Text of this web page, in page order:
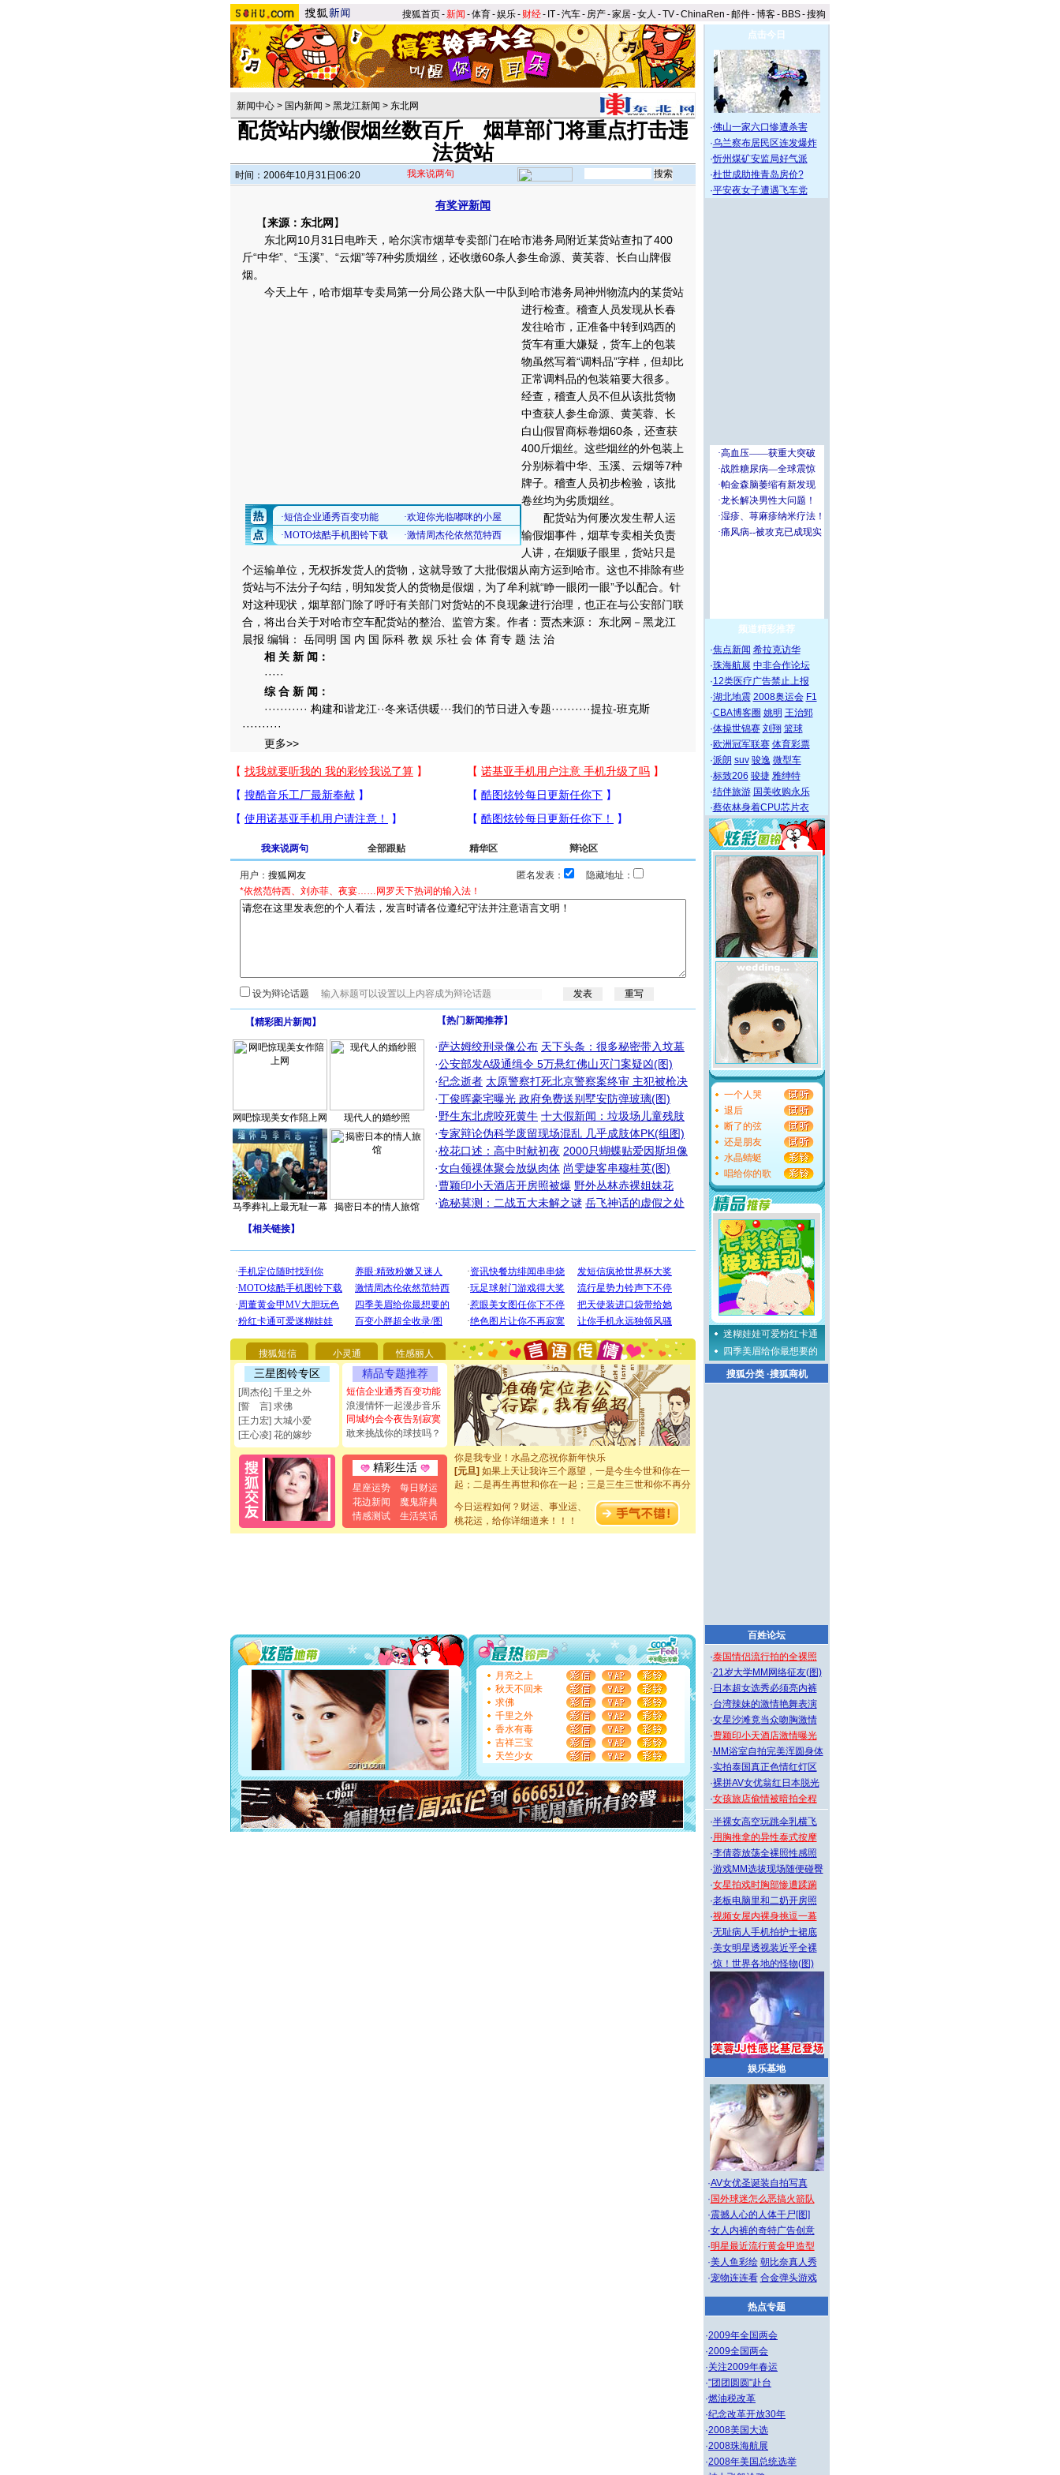
搜狐首页-新闻 -体育-娱乐- 财经- IT-汽车- 房产-家居-女人 -TV-ChinaRen -邮件-博客- BBS-搜狗
新闻中心 > 国内新闻 > 黑龙江新闻 > 东北网
配货站内缴假烟丝数百斤 烟草部门将重点打击违
法货站
时间：2006年10月31日06:20 我来说两句
有奖评新闻
【来源：东北网 】
东北网10月31日电昨天，哈尔滨市烟草专卖部门在哈市港务局附近某货站查扣了400
斤“中华”、“玉溪”、“云烟”等7种劣质烟丝，还收缴60条人参生命源、黄芙蓉、长白山牌假
烟。
今天上午，哈市烟草专卖局第一分局公路大队一中队到哈市港务局神州物流内的某货站
进行检查。 稽查人员发现从长春
发往哈市，正准备中转到鸡西的
货车有重大嫌疑，货车上的包装
物虽然写着“调料品”字样，但却比
正常调料品的包装箱要大很多。
经查，稽查人员不但从该批货物
中查获人参生命源、黄芙蓉、长
白山假冒商标卷烟60条，还查获
400斤烟丝。这些烟丝的外包装上
分别标着中华、玉溪、云烟等7种
牌子。稽查人员初步检验，该批
卷丝均为劣质烟丝。
配货站为何屡次发生帮人运
输假烟事件，烟草专卖相关负责
人讲，在烟贩子眼里，货站只是
个运输单位，无权拆发货人的货物，这就导致了大批假烟从南方运到哈市。这也不排除有些
货站与不法分子勾结，明知发货人的货物是假烟，为了牟利就“睁一眼闭一眼”予以配合。针
对这种现状，烟草部门除了呼吁有关部门对货站的不良现象进行治理，也正在与公安部门联
合，将出台关于对哈市空车配货站的整治、监管方案。作者：贾杰来源： 东北网－黑龙江
晨报 编辑： 岳同明 国 内 国 际科 教 娱 乐社 会 体 育专 题 法 治
相 关 新 闻：
·····
综 合 新 闻：
··········· 构建和谐龙江··冬来话供暖···我们的节日进入专题··········提拉-班克斯
··········
更多>>
我来说两句 全部跟贴 精华区 辩论区
用户： 匿名发表：
隐藏地址：
*依然范特西、刘亦菲、夜宴……网罗天下热词的输入法！
设为辩论话题
【精彩图片新闻 】
网吧惊现美女作陪上网 现代人的婚纱照
马季葬礼上最无耻一幕 揭密日本的情人旅馆
【热门新闻推荐】
·萨达姆绞刑录像公布 天下头条：很多秘密带入坟墓
·公安部发A级通缉令 5万悬红佛山灭门案疑凶(图)
·纪念逝者 太原警察打死北京警察案终审 主犯被枪决
·丁俊晖豪宅曝光 政府免费送别墅安防弹玻璃(图)
·野生东北虎咬死黄牛 十大假新闻：垃圾场儿童残肢
·专家辩论伪科学废留现场混乱 几乎成肢体PK(组图)
·校花口述：高中时献初夜 2000只蝴蝶贴爱因斯坦像
·女白领祼体聚会放纵肉体 尚雯婕客串穆桂英(图)
·曹颖印小天酒店开房照被爆 野外丛林赤裸姐妹花
·诡秘莫测：二战五大未解之谜 岳飞神话的虚假之处
【相关链接】
搜狐短信 小灵通 性感丽人
三星图铃专区
[周杰伦] 千里之外
[誓 言] 求佛
[王力宏] 大城小爱
[王心凌] 花的嫁纱
精品专题推荐
短信企业通秀百变功能
浪漫情怀一起漫步音乐
同城约会今夜告别寂寞
敢来挑战你的球技吗？
精彩生活
星座运势
每日财运
花边新闻
魔鬼辞典
情感测试
生活笑话
[圣诞节] 圣诞节到了，想想没什么送给你的，又不打算给
你太多，只有给你五千万：千万快乐！千万要健康！千万
要平安！千万要知足！千万不要忘记我！
[圣诞节]不只这样的日子才会想起你,而是这样的日子才
能正大光明地骚扰你,告诉你,圣诞要快乐!新年要快乐!天天
都要快乐噢!
[圣诞节]奉上一颗祝福的心,在这个特别的日子里,愿幸福,
如意,快乐,鲜花,一切美好的祝愿与你同在.圣诞快乐!
[元旦]看到你我会触电；看不到你我要充电；没有你我会
断电。爱你是我职业，想你是我事业，抱你是我特长，吻
你是我专业！水晶之恋祝你新年快乐
[元旦]如果上天让我许三个愿望，一是今生今世和你在一
起；二是再生再世和你在一起；三是三生三世和你不再分
离。水晶之恋祝你新年快乐
[元旦]当我狠下心扭头离去那一刻，你在我身后无助地哭
泣，这痛楚让我明白我多么爱你。我转身抱住你：这猪不
你太多，只有给你五千万：千万快乐！千万要健康！千万
要平安！千万要知足！千万不要忘记我！
[圣诞节]不只这样的日子才会想起你,而是这样的日子才
能正大光明地骚扰你,告诉你,圣诞要快乐!新年要快乐!天天
都要快乐噢!
[圣诞节]奉上一颗祝福的心,在这个特别的日子里,愿幸福,
如意,快乐,鲜花,一切美好的祝愿与你同在.圣诞快乐!
[元旦]
看到你我会触电；看不到你我要充电；没有你我会
断电。爱你是我职业，想你是我事业，抱你是我特长，吻
你是我专业！水晶之恋祝你新年快乐
[元旦]
如果上天让我许三个愿望，一是今生今世和你在一
起；二是再生再世和你在一起；三是三生三世和你不再分
离。水晶之恋祝你新年快乐
[元旦]当我狠下心扭头离去那一刻，你在我身后无助地哭
泣，这痛楚让我明白我多么爱你。我转身抱住你：这猪不
今日运程如何？财运、事业运、
桃花运，给你详细道来！！！
月亮之上
秋天不回来
求佛
千里之外
香水有毒
吉祥三宝
天竺少女
点击今日
·佛山一家六口惨遭杀害
·乌兰察布居民区连发爆炸
·忻州煤矿安监局好气派
·杜世成助推青岛房价?
·平安夜女子遭遇飞车党
频道精彩推荐
·焦点新闻 希拉克访华
·珠海航展 中非合作论坛
·12类医疗广告禁止上报
·湖北地震 2008奥运会 F1
·CBA博客圈 姚明 王治郅
·体操世锦赛 刘翔 篮球
·欧洲冠军联赛 体育彩票
·派朗 suv 骏逸 微型车
·标致206 骏捷 雅绅特
·结伴旅游 国美收购永乐
·蔡依林身着CPU芯片衣
一个人哭
退后
断了的弦
还是朋友
水晶蜻蜓
唱给你的歌
迷糊娃娃可爱粉红卡通
四季美眉给你最想要的
搜狐分类·搜狐商机
百姓论坛
·泰国情侣流行拍的全裸照
·21岁大学MM网络征友(图)
· 日本超女选秀必须亮内裤
·台湾辣妹的激情艳舞表演
·女星沙滩竟当众吻胸激情
·曹颖印小天酒店激情曝光
· MM浴室自拍完美浑圆身体
·实拍泰国真正色情红灯区
·裸拼AV女优翁红日本脱光
·女孩旅店偷情被暗拍全程
·半裸女高空玩跳伞乳横飞
·用胸推拿的异性泰式按摩
·李倩蓉放荡全裸照性感照
·游戏MM选拔现场随便碰臀
·女星拍戏时胸部惨遭蹂躏
·老板电脑里和二奶开房照
·视频女屋内裸身挑逗一幕
·无耻病人手机拍护士裙底
·美女明星透视装近乎全裸
·惊！世界各地的怪物(图)
娱乐基地
·AV女优圣诞装自拍写真
· 国外球迷怎么恶搞火箭队
·震撼人心的人体干尸[图]
·女人内裤的奇特广告创意
·明星最近流行黄金甲造型
·美人鱼彩绘 朝比奈真人秀
·宠物连连看 合金弹头游戏
热点专题
·2009年全国两会
·2009全国两会
·关注2009年春运
·"团团圆圆"赴台
·燃油税改革
·纪念改革开放30年
·2008美国大选
·2008珠海航展
·2008年美国总统选举